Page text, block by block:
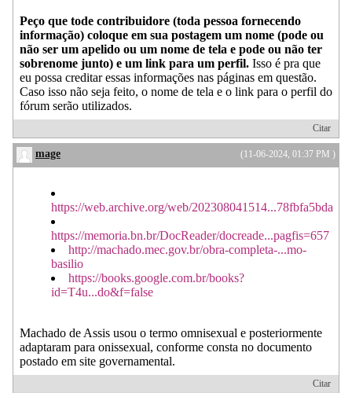
Peço que tode contribuidore (toda pessoa fornecendo
informação) coloque em sua postagem um nome (pode ou
não ser um apelido ou um nome de tela e pode ou não ter
sobrenome junto) e um link para um perfil. Isso é pra que
eu possa creditar essas informações nas páginas em questão.
Caso isso não seja feito, o nome de tela e o link para o perfil do
fórum serão utilizados.
Citar
(11-06-2024, 01:37 PM )
mage
https://web.archive.org/web/202308041514...78fbfa5bda
https://memoria.bn.br/DocReader/docreade...pagfis=657
http://machado.mec.gov.br/obra-completa-...mo-
basilio
https://books.google.com.br/books?
id=T4u...do&f=false
Machado de Assis usou o termo omnisexual e posteriormente
adaptaram para onissexual, conforme consta no documento
postado em site governamental.
Citar